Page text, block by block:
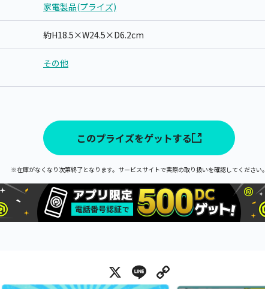
家電製品(プライズ)
約H18.5×W24.5×D6.2cm
その他
このプライズをゲットする
※在庫がなくなり次第終了となります。サービスサイトで実際の取り扱いを確認してください。
X Line